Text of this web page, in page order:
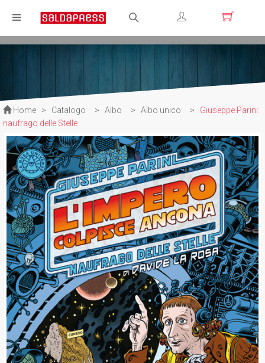
Registrati
Home > Catalogo > Albo > Albo unico >
Giuseppe Parini:
naufrago delle Stelle